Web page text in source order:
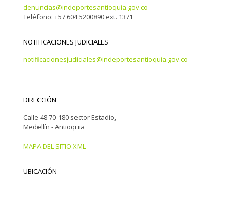
denuncias@indeportesantioquia.gov.co
Teléfono: +57 604 5200890 ext. 1371
NOTIFICACIONES JUDICIALES
notificacionesjudiciales@indeportesantioquia.gov.co
DIRECCIÓN
Calle 48 70-180 sector Estadio,
Medellín - Antioquia
MAPA DEL SITIO XML
UBICACIÓN